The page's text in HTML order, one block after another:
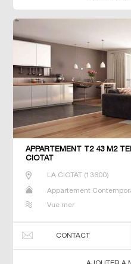
APPARTEMENT T2 43 M2
CIOTAT
LA CIOTAT(13600)
Appartement
Vue mer
CONTACT